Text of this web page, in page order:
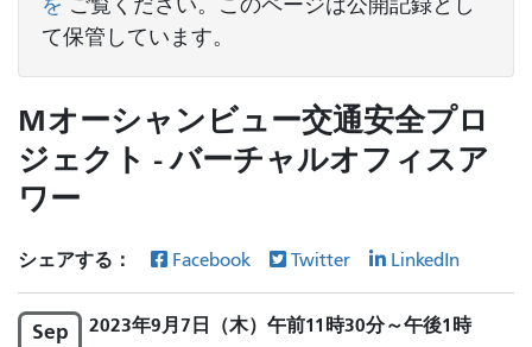
て保管しています。
Mオーシャンビュー交通安全プロ
ジェクト - バーチャルオフィスア
ワー
シェアする： Facebook Twitter LinkedIn
Sep 2023年9月7日（木）午前11時30分～午後1時